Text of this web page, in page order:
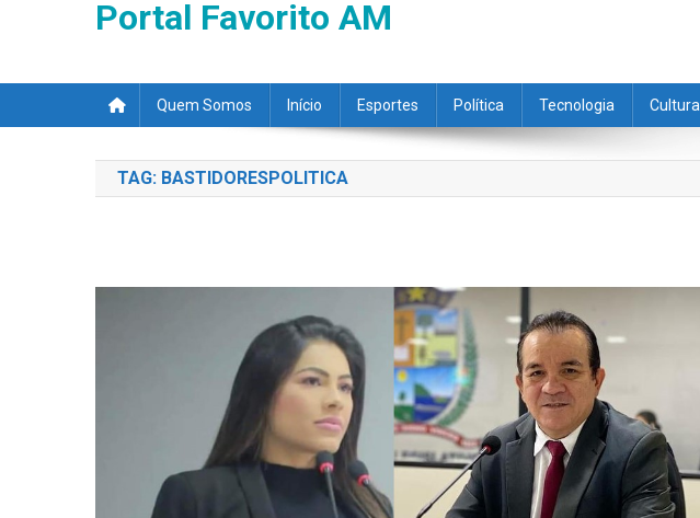
Portal Favorito AM
Quem Somos Início Esportes Política Tecnologia Cultura
TAG: BASTIDORESPOLITICA